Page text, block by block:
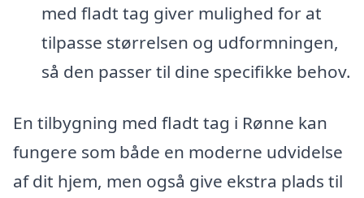
med fladt tag giver mulighed for at
tilpasse størrelsen og udformningen,
så den passer til dine specifikke behov.
En tilbygning med fladt tag i Rønne kan
fungere som både en moderne udvidelse
af dit hjem, men også give ekstra plads til